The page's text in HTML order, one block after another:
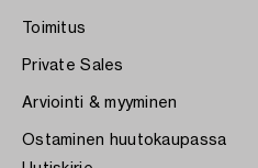
Toimitus
Private Sales
Arviointi & myyminen
Ostaminen huutokaupassa